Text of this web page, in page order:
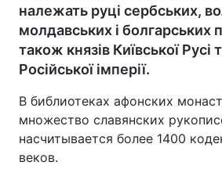
належать руці сербських,
молдавських і болгарських
також князів Київської Русі
Російської імперії.
В библиотеках афонских
множество славянских
насчитывается более 1400
веков.